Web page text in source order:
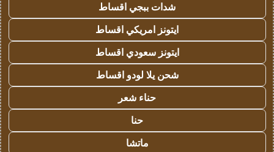
شدات ببجي اقساط
ايتونز امريكي اقساط
ايتونز سعودي اقساط
شحن يلا لودو اقساط
حناء شعر
حنا
ماتشا